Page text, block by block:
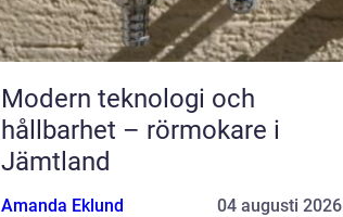
Modern teknologi och
hållbarhet – rörmokare i
Jämtland
Amanda Eklund 04 augusti 2026